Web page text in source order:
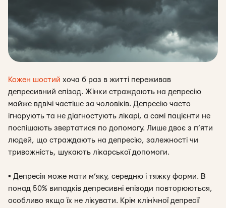
Кожен шостий хоча б раз в житті переживав
депресивний епізод. Жінки страждають на депресію
майже вдвічі частіше за чоловіків. Депресію часто
ігнорують та не діагностують лікарі, а самі пацієнти не
поспішають звертатися по допомогу. Лише двоє з п’яти
людей, що страждають на депресію, залежності чи
тривожність, шукають лікарської допомоги.
▪ Депресія може мати м’яку, середню і тяжку форми. В
понад 50% випадків депресивні епізоди повторюються,
особливо якщо їх не лікувати. Крім клінічної депресії